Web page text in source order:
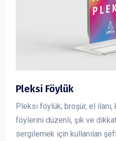
Pleksi Föylük
Pleksi föylük; broşür, el ilanı,
föylerini düzenli, şık ve
sergilemek için kullanılan